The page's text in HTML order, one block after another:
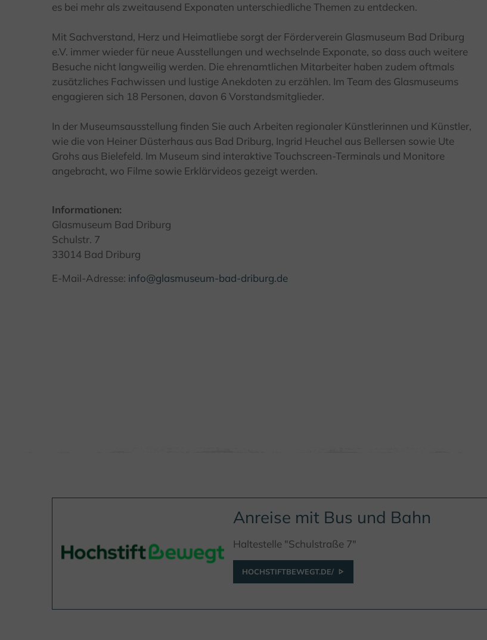
es bei mehr als zweitausend Exponaten unterschiedliche Themen zu entdecken.
Mit Sachverstand, Herz und Heimatliebe sorgt der Förderverein Glasmuseum Bad Driburg
e.V. immer wieder für neue Ausstellungen und wechselnde Exponate, so dass auch weitere
Besuche nicht langweilig werden. Die ehrenamtlichen Mitarbeiter haben zudem oftmals
zusätzliches Fachwissen und lustige Anekdoten zu erzählen. Im Team des Glasmuseums
engagieren sich 18 Personen, davon 6 Vorstandsmitglieder.
In der Museumsausstellung finden Sie auch Arbeiten regionaler Künstlerinnen und Künstler,
wie die von Heiner Düsterhaus aus Bad Driburg, Ingrid Heuchel aus Bellersen sowie Ute
Grohs aus Bielefeld. Im Museum sind interaktive Touchscreen-Terminals und Monitore
angebracht, wo Filme sowie Erklärvideos gezeigt werden.
Informationen:
Glasmuseum Bad Driburg
Schulstr. 7
33014 Bad Driburg
E-Mail-Adresse: info@glasmuseum-bad-driburg.de
Anreise mit Bus und Bahn
Haltestelle "Schulstraße 7"
HOCHSTIFTBEWEGT.DE/